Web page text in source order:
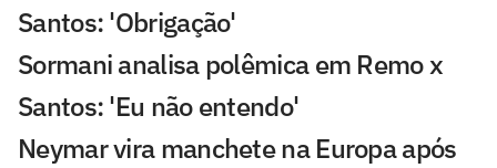
Santos: 'Obrigação'
Sormani analisa polêmica em Remo x
Santos: 'Eu não entendo'
Neymar vira manchete na Europa após